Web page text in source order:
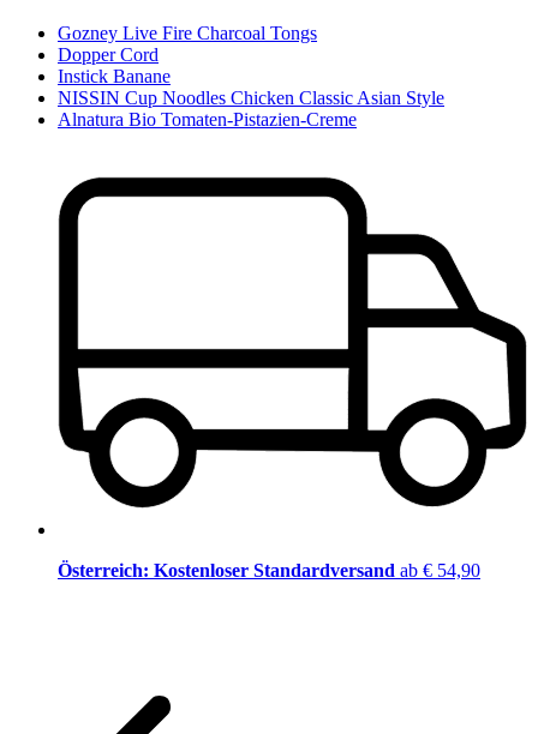
Gozney Live Fire Charcoal Tongs
Dopper Cord
Instick Banane
NISSIN Cup Noodles Chicken Classic Asian Style
Alnatura Bio Tomaten-Pistazien-Creme
Österreich: Kostenloser Standardversand ab € 54,90